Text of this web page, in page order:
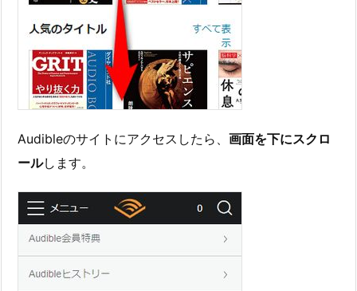
Audibleのサイトにアクセスしたら、 画面を下にスクロ
ールします。